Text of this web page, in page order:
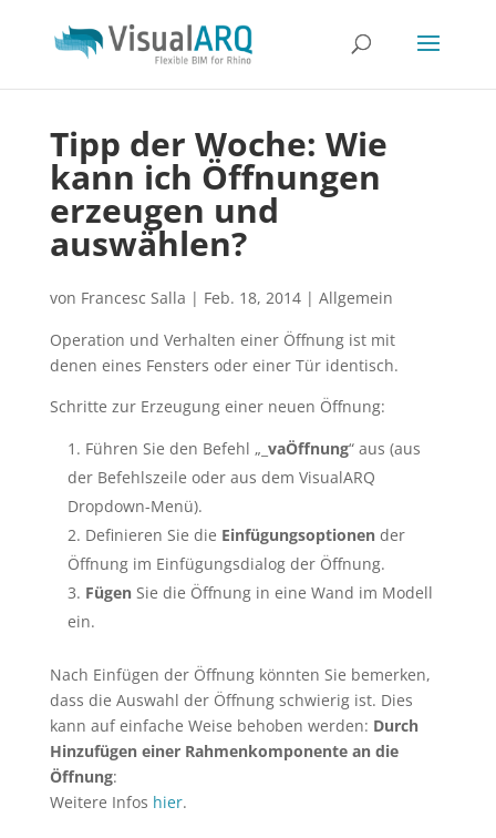
Tipp der Woche: Wie
kann ich Öffnungen
erzeugen und
auswählen?
von Francesc Salla | Feb. 18, 2014| Allgemein
Operation und Verhalten einer Öffnung ist mit
denen eines Fensters oder einer Tür identisch.
Schritte zur Erzeugung einer neuen Öffnung:
Führen Sie den Befehl „_ vaÖffnung“ aus (aus
der Befehlszeile oder aus dem VisualARQ
Dropdown-Menü).
Definieren Sie die Einfügungsoptionender
Öffnung im Einfügungsdialog der Öffnung.
FügenSie die Öffnung in eine Wand im Modell
ein.
Nach Einfügen der Öffnung könnten Sie bemerken,
dass die Auswahl der Öffnung schwierig ist. Dies
kann auf einfache Weise behoben werden: Durch
Hinzufügen einer Rahmenkomponente an die
Öffnung:
Weitere Infos hier.